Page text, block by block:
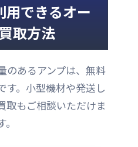
用できるオー
取方法
のあるアンプは、無料
す。小型機材や発送し
取もご相談いただけま
。